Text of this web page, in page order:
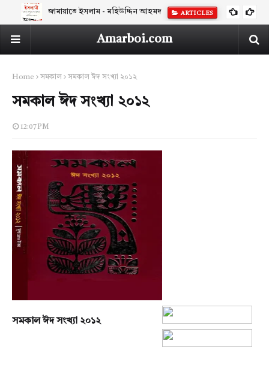
জামায়াতে ইসলাম - মহিউদ্দিন আহমদ ARTICLES
Amarboi.com
Home সমকাল সমকাল ঈদ সংখ্যা ২০১২
সমকাল ঈদ সংখ্যা ২০১২
12:07 PM
সমকাল ঈদ সংখ্যা ২০১২